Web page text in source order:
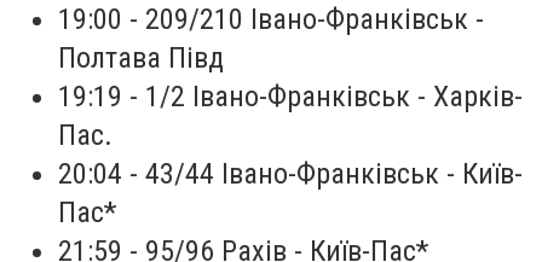
19:00 - 209/210 Івано-Франківськ -
Полтава Півд
19:19 - 1/2 Івано-Франківськ - Харків-
Пас.
20:04 - 43/44 Івано-Франківськ - Київ-
Пас*
21:59 - 95/96 Рахів - Київ-Пас*